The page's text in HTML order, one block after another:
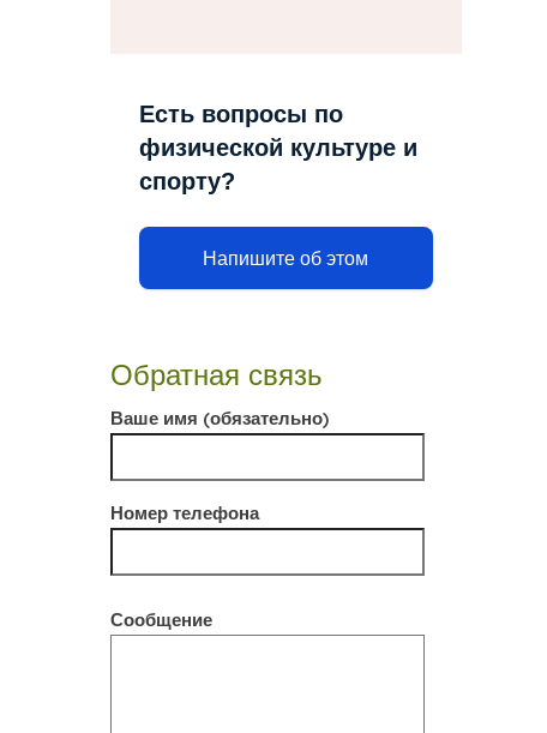
Есть вопросы по
физической культуре и
спорту?
Напишите об этом
Обратная связь
Ваше имя (обязательно)
Номер телефона
Сообщение